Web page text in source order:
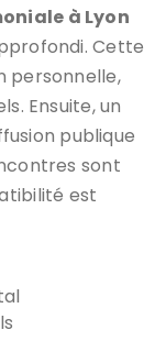
à Lyon
Cette
personnelle,
Ensuite, un
publique
sont
est